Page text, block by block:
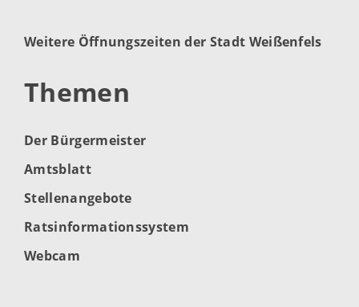
Weitere Öffnungszeiten der Stadt Weißenfels
Themen
Der Bürgermeister
Amtsblatt
Stellenangebote
Ratsinformationssystem
Webcam